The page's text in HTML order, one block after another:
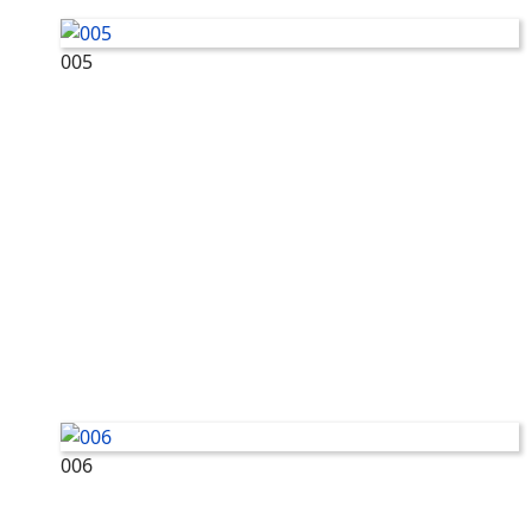
005
006